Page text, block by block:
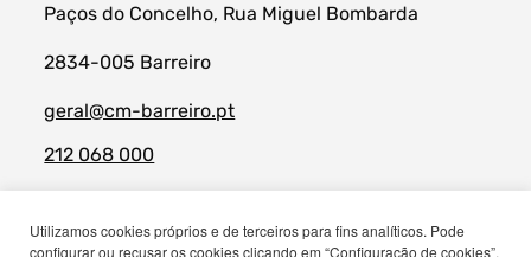
Paços do Concelho, Rua Miguel Bombarda
2834-005 Barreiro
geral@cm-barreiro.pt
212 068 000
© Município do Barreiro 2026
Utilizamos cookies próprios e de terceiros para fins analíticos. Pode
configurar ou recusar os cookies clicando em “Configuração de cookies”.